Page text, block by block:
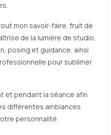
mon savoir-faire, fruit de
de la lumière de studio,
posing et guidance, ainsi
pour sublimer
et pendant la séance afin
différentes ambiances
personnalité.